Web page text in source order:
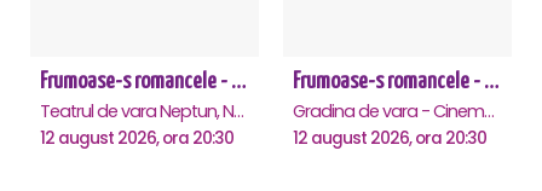
Frumoase-s romancele - Neptun
Teatrul de vara Neptun, Neptun
12 august 2026, ora 20:30
Frumoase-s romancele - Saturn
Gradina de vara - Cinema Saturn, Saturn
12 august 2026, ora 20:30